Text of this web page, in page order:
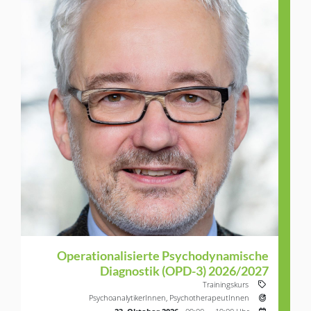
Operationalisierte Psychodynamische
Diagnostik (OPD-3) 2026/2027
Trainingskurs
Zielgruppe:
PsychoanalytikerInnen, PsychotherapeutInnen